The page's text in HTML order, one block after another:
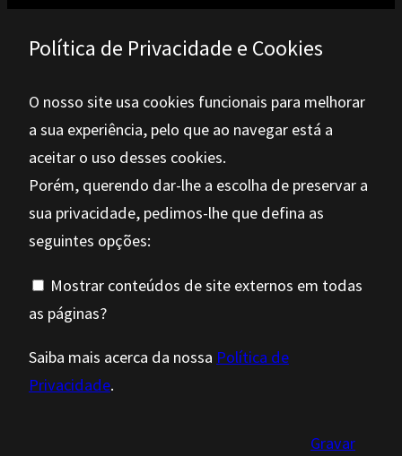
Política de Privacidade e Cookies
O nosso site usa cookies funcionais para melhorar
a sua experiência, pelo que ao navegar está a
aceitar o uso desses cookies.
Porém, querendo dar-lhe a escolha de preservar a
sua privacidade, pedimos-lhe que defina as
seguintes opções:
Mostrar conteúdos de site externos em todas
as páginas?
Saiba mais acerca da nossa Política de
Privacidade.
Gravar